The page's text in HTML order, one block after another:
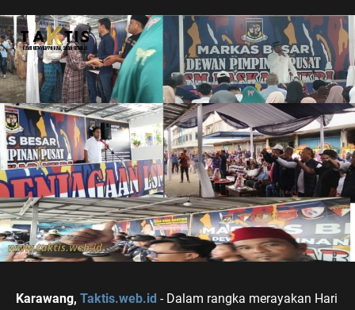
Karawang, Taktis.web.id - Dalam rangka merayakan Hari